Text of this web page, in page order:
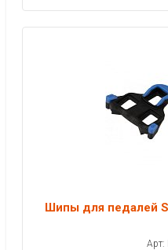
Шипы для педалей
Арт: